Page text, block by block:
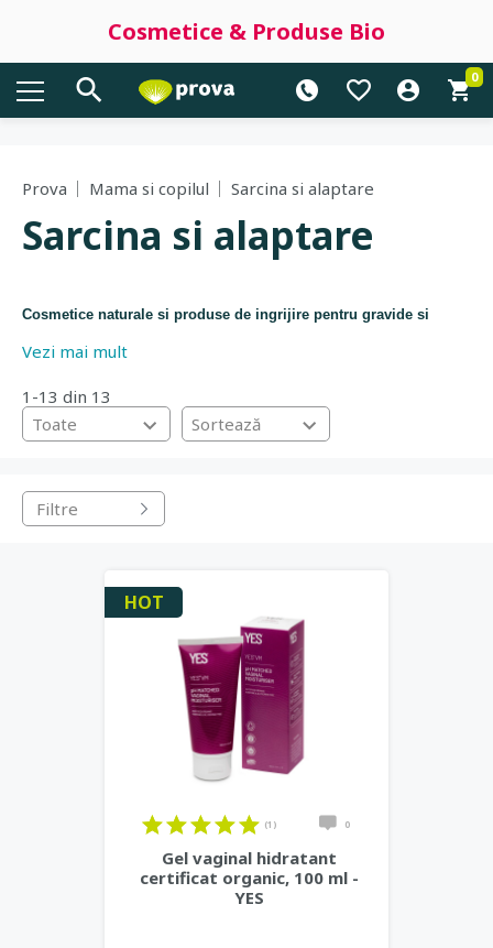
Cosmetice & Produse Bio
0
Prova Mama si copilul Sarcina si alaptare
Sarcina si alaptare
Cosmetice naturale si produse de ingrijire pentru gravide si
mamici care alapteaza.
Produse de ingrijire fara parfumuri sintetice , conservanti,
coloranti, chimicale, adaosuri sintetice, ingrediente modificate
genetic. Balsam antivergeturi, ulei antivergeturi sarcina, crema
speciale pentru perioada alaptarii: stimulant lactatie 100% natural
ce creste cantitatea de lapte in 24h de la administrare, balsam
Vezi mai mult
1-13 din 13
Toate
Sortează
Filtre
HOT
(1) 0
Gel vaginal hidratant
certificat organic, 100 ml -
YES